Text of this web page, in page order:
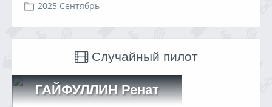
2025 Сентябрь
Случайный пилот
ГАЙФУЛЛИН Ренат